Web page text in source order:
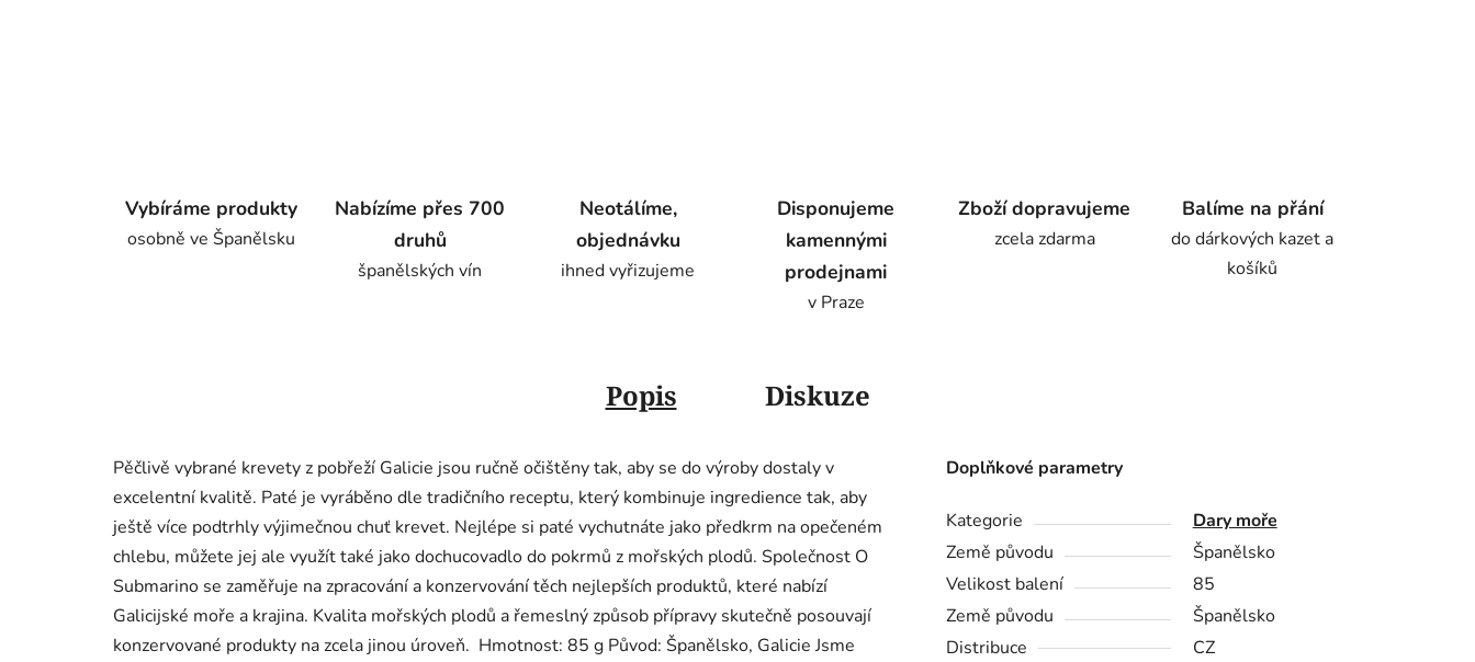
Vybíráme produkty
osobně ve Španělsku
Nabízíme přes 700
druhů
španělských vín
Neotálíme,
objednávku
ihned vyřizujeme
Disponujeme
kamennými
prodejnami
v Praze
Zboží dopravujeme
zcela zdarma
Balíme na přání
do dárkových kazet a
košíků
Popis Diskuze
Pěčlivě vybrané krevety z pobřeží Galicie jsou ručně očištěny tak, aby se do výroby dostaly v
excelentní kvalitě. Paté je vyráběno dle tradičního receptu, který kombinuje ingredience tak, aby
ještě více podtrhly výjimečnou chuť krevet. Nejlépe si paté vychutnáte jako předkrm na opečeném
chlebu, můžete jej ale využít také jako dochucovadlo do pokrmů z mořských plodů. Společnost O
Submarino se zaměřuje na zpracování a konzervování těch nejlepších produktů, které nabízí
Galicijské moře a krajina. Kvalita mořských plodů a řemeslný způsob přípravy skutečně posouvají
konzervované produkty na zcela jinou úroveň. Hmotnost: 85 g Původ: Španělsko, Galicie Jsme
Doplňkové parametry
Kategorie
Dary moře
Země původu
Španělsko
Velikost balení
85
Země původu
Španělsko
Distribuce
CZ